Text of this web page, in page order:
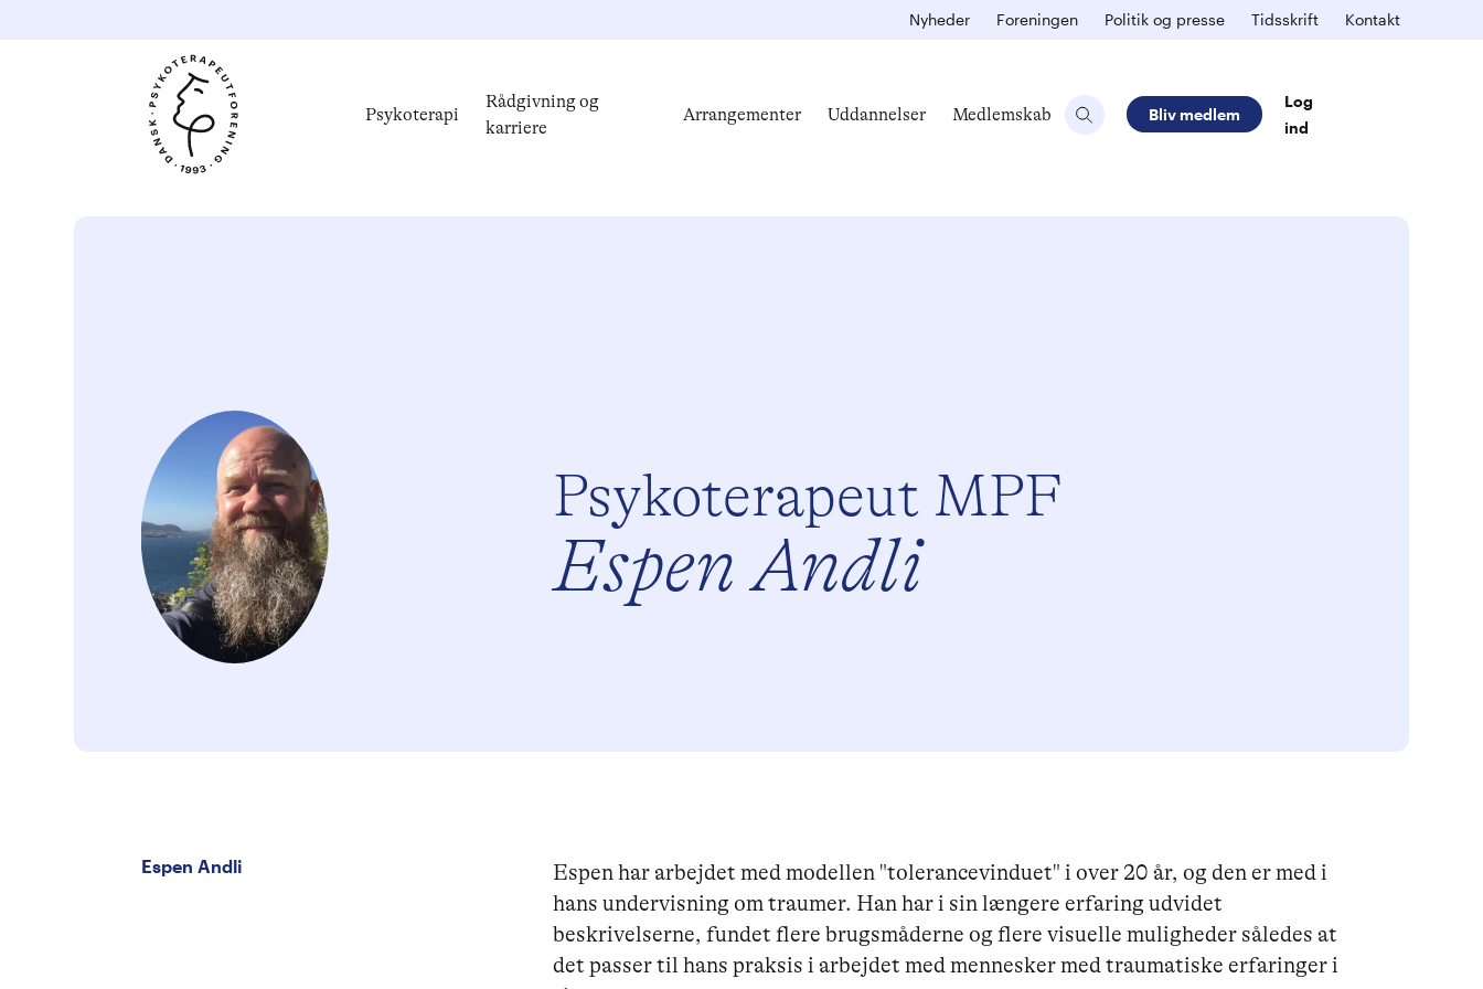
Nyheder Foreningen Politik og presse Tidsskrift Kontakt
Psykoterapi
Rådgivning og
karriere
Arrangementer Uddannelser Medlemskab Bliv medlem
Log
ind
Psykoterapeut MPF
Espen Andli
Espen Andli
Espen har arbejdet med modellen "tolerancevinduet" i over 20 år, og den er med i
hans undervisning om traumer. Han har i sin længere erfaring udvidet
beskrivelserne, fundet flere brugsmåderne og flere visuelle muligheder således at
det passer til hans praksis i arbejdet med mennesker med traumatiske erfaringer i